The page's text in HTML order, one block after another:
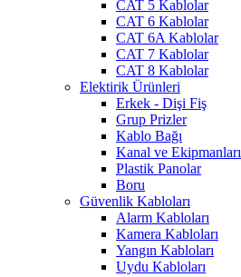
CAT 5 Kablolar
CAT 6 Kablolar
CAT 6A Kablolar
CAT 7 Kablolar
CAT 8 Kablolar
Elektirik Ürünleri
Erkek - Dişi Fiş
Grup Prizler
Kablo Bağı
Kanal ve Ekipmanları
Plastik Panolar
Boru
Güvenlik Kabloları
Alarm Kabloları
Kamera Kabloları
Yangın Kabloları
Uydu Kabloları